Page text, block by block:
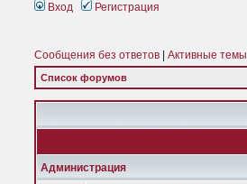
Вход Регистрация
Сообщения без ответов Активные темы
Список форумов
Администрация